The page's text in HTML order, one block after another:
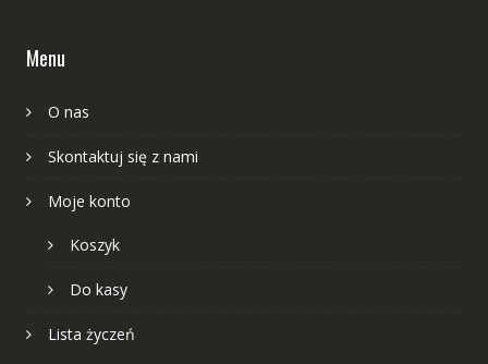
Menu
O nas
Skontaktuj się z nami
Moje konto
Koszyk
Do kasy
Lista życzeń